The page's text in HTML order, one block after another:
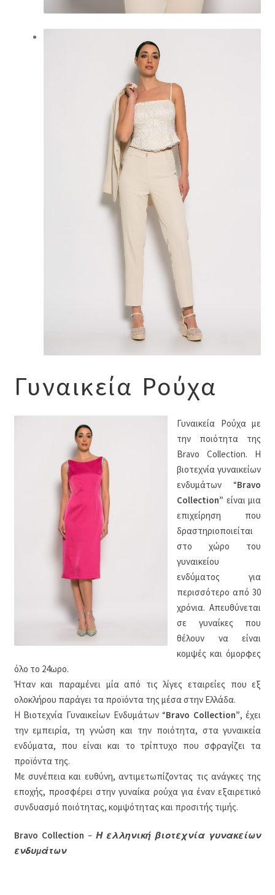
Γυναικεία Ρούχα
Γυναικεία Ρούχα με
την ποιότητα της
Bravo Collection. Η
βιοτεχνία γυναικείων
ενδυμάτων “Bravo
Collection” είναι μια
επιχείρηση που
δραστηριοποιείται
στο χώρο του
γυναικείου
ενδύματος για
περισσότερο από 30
χρόνια. Απευθύνεται
σε γυναίκες που
θέλουν να είναι
κομψές και όμορφες
όλο το 24ωρο.
Ήταν και παραμένει μία από τις λίγες εταιρείες που εξ
ολοκλήρου παράγει τα προϊόντα της μέσα στην Ελλάδα.
Η Βιοτεχνία Γυναικείων Ενδυμάτων “Bravo Collection”, έχει
την εμπειρία, τη γνώση και την ποιότητα, στα γυναικεία
ενδύματα, που είναι και το τρίπτυχο που σφραγίζει τα
προϊόντα της.
Με συνέπεια και ευθύνη, αντιμετωπίζοντας τις ανάγκες της
εποχής, προσφέρει στην γυναίκα ρούχα για έναν εξαιρετικό
συνδυασμό ποιότητας, κομψότητας και προσιτής τιμής.
Bravo Collection –Η ελληνική βιοτεχνία γυνακείων
ενδυμάτων